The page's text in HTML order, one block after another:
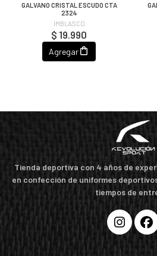
GALVANO CRISTAL ESCUDO CTA
2324
IMBLASCO
$ 19.990
Agregar
Tienda deportiva con 4 años de
en confección de uniformes
tiempos de